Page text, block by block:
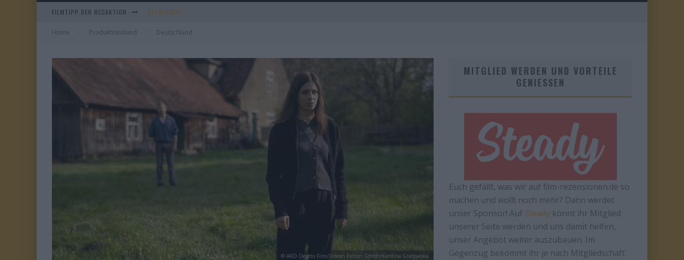
FILMTIPP DER REDAKTION EVERYTIME
WHAM! – 10 DAYS IN CHINA
DUELL IN DER SONNE
Home Produktionsland Deutschland
© ARD Degeto Film/Odeon Fiction GmbH/Karolina Grabowska
MITGLIED WERDEN UND VORTEILE
GENIESSEN
Euch gefällt, was wir auf film-rezensionen.de so
machen und wollt noch mehr? Dann werdet
unser Sponsor! Auf Steady könnt ihr Mitglied
unserer Seite werden und uns damit helfen,
unser Angebot weiter auszubauen. Im
Gegenzug bekommt ihr je nach Mitgliedschaft